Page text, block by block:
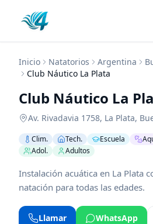
Inicio Natatorios Argentina
Club Náutico La Plata
Club Náutico La
Av. Rivadavia 1758, La Plata,
Clim. Tech. Escuela
Adol.
Adultos
Instalación acuática en La Plata
natación para todas las edades.
Llamar WhatsApp